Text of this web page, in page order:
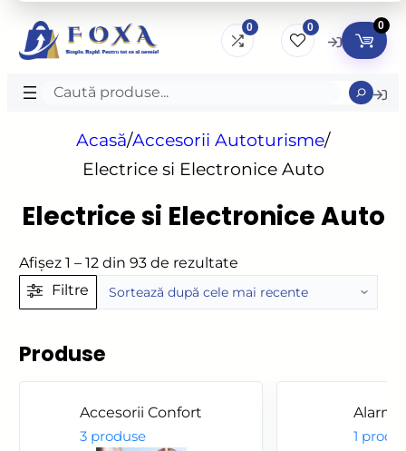
0 0 0
Caută
Acasă/Accesorii Autoturisme/
Electrice si Electronice Auto
Electrice si Electronice Auto
Afișez 1 – 12 din 93 de rezultate
după
Filtre
Produse
Accesorii Confort
3 produse
1